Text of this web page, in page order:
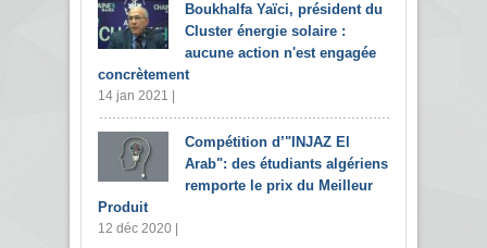
Boukhalfa Yaïci, président du
Cluster énergie solaire :
aucune action n'est engagée
concrètement
14 jan 2021 |
Compétition d’"INJAZ El
Arab": des étudiants algériens
remporte le prix du Meilleur
Produit
12 déc 2020 |